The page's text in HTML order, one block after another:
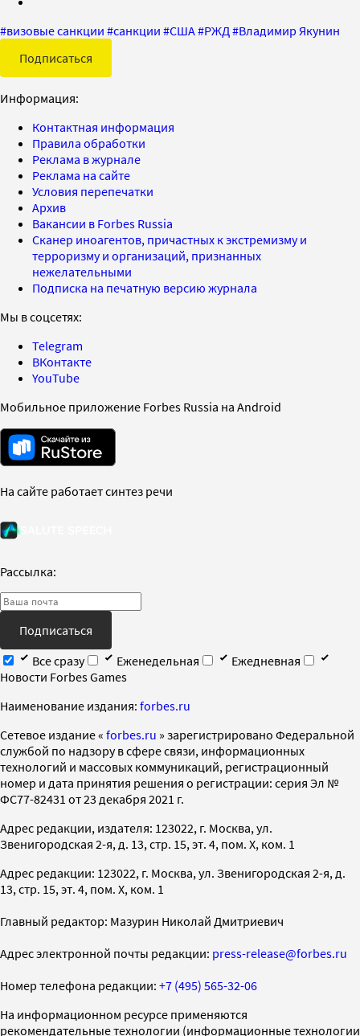
#визовые санкции #санкции #США#РЖД #Владимир Якунин
Подписаться
Информация:
Контактная информация
Правила обработки
Реклама в журнале
Реклама на сайте
Условия перепечатки
Архив
Вакансии в Forbes Russia
Сканер иноагентов, причастных к экстремизму и
терроризму и организаций, признанных
нежелательными
Подписка на печатную версию журнала
Мы в соцсетях:
Telegram
ВКонтакте
YouTube
Мобильное приложение Forbes Russia на Android
На сайте работает синтез речи
Рассылка:
Подписаться
Все сразу
Еженедельная
Ежедневная
Новости Forbes Games
Наименование издания: forbes.ru
Cетевое издание « forbes.ru » зарегистрировано Федеральной
службой по надзору в сфере связи, информационных
технологий и массовых коммуникаций, регистрационный
номер и дата принятия решения о регистрации: серия Эл №
ФС77-82431 от 23 декабря 2021 г.
Адрес редакции, издателя: 123022, г. Москва, ул.
Звенигородская 2-я, д. 13, стр. 15, эт. 4, пом. X, ком. 1
Адрес редакции: 123022, г. Москва, ул. Звенигородская 2-я, д.
13, стр. 15, эт. 4, пом. X, ком. 1
Главный редактор: Мазурин Николай Дмитриевич
Адрес электронной почты редакции: press-release@forbes.ru
Номер телефона редакции: +7 (495) 565-32-06
На информационном ресурсе применяются
рекомендательные технологии (информационные технологии